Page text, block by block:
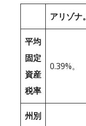
アリゾナ。
平均
固定
資産
税率
0.39%。
州別